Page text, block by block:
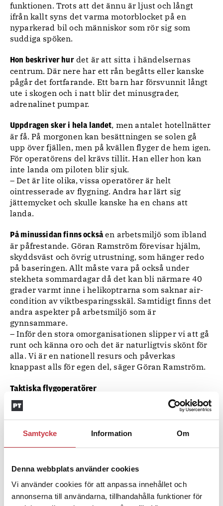
Samtycke Information Om
Denna webbplats använder cookies
Vi använder cookies för att anpassa innehållet och
annonserna till användarna, tillhandahålla funktioner för
funktionen. Trots att det ännu är ljust och långt
ifrån kallt syns det varma motorblocket på en
nyparkerad bil och människor som rör sig som
suddiga spöken.
Hon beskriver hurdet är att sitta i händelsernas
centrum. Där nere har ett rån begåtts eller kanske
pågår det fortfarande. Ett barn har försvunnit långt
ute i skogen och i natt blir det minusgrader,
adrenalinet pumpar.
Uppdragen sker i hela landet, men antalet hotellnätter
är få. På morgonen kan besättningen se solen gå
upp över fjällen, men på kvällen flyger de hem igen.
För operatörens del krävs tillit. Han eller hon kan
inte landa om piloten blir sjuk.
– Det är lite olika, vissa operatörer är helt
ointresserade av flygning. Andra har lärt sig
jättemycket och skulle kanske ha en chans att
landa.
På minussidan finns ocksåen arbetsmiljö som ibland
är påfrestande. Göran Ramström förevisar hjälm,
skyddsväst och övrig utrustning, som hänger redo
på baseringen. Allt måste vara på också under
stekheta sommardagar då det kan bli närmare 40
grader varmt inne i helikoptrarna som saknar air-
condition av viktbesparingsskäl. Samtidigt finns det
andra aspekter på arbetsmiljö som är
gynnsammare.
– Inför den stora omorganisationen slipper vi att gå
runt och känna oro och det är naturligtvis skönt för
alla. Vi är en nationell resurs och påverkas
knappast alls för egen del, säger Göran Ramström.
Taktiska flygoperatörer
• Löser polistaktiska uppgifter i samarbete med
piloten och poliser på marken.
• Arbetar bland annat med sökande efter försvunna,
jaga misstänkta, hålla koll på folkmassor och filma
rekryterat 17 operatörer. Åtta av dem är placerade i
Stockholm och sex i Göteborg. Östersund, Malmö